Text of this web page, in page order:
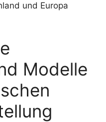
und Europa
Modelle